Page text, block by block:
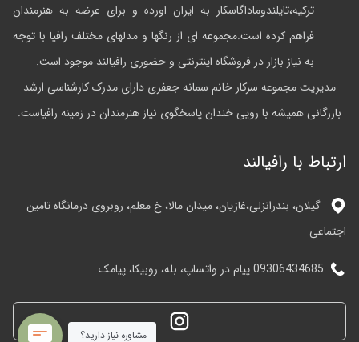
مشاوره نیاز دارید؟
ترکیه،تایلندوماداگاسکار به ایران اورده و برای عرضه به هنرمندان
فراهم کرده است.مجموعه ای از رنگها و مدلهای مختلف رافیا با توجه
به نیاز بازار در فروشگاه اینترنتی و حضوری رافیالند موجود است.
مدیریت مجموعه سرکار خانم سمانه جعفری دارای مدرک کارشناسی ارشد
بازرگانی همیشه با رویی خندان پاسخگوی نیاز هنرمندان در زمینه رافیاست.
ارتباط با رافیالند
گیلان، بندرانزلی،غازیان، میدان مالا، خ معلم، روبروی درمانگاه تامین
اجتماعی
09306434685 پیام در واتساپ، بله، روبیکا، پیامک